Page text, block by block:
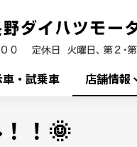
・試乗車 店舗情報
！🌞